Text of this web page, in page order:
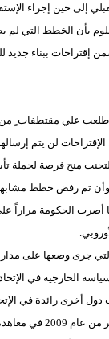
إلى حين إجراء
بأن الخطط التي لم
إقتراحات ببناء
إطلعت علي مقتطفات
لن يتم
لتجنب منح فرصة لحملة
وأن تم رفض خطط
في عام 2011، بينما أصرت
جرى وضعها على
الخارجية في الإتحاد
أخرى رائدة في
السلطات في أيلول /